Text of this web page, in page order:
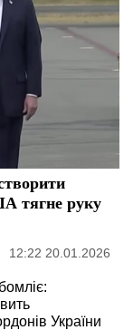
тягне руку
12:22 20.01.2026
України